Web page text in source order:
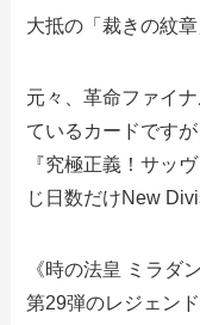
大抵の「裁きの紋
元々、革命ファイ
ているカードです
『究極正義！サッ
じ日数だけNew
《時の法皇 ミラダ
第29弾のレジェン